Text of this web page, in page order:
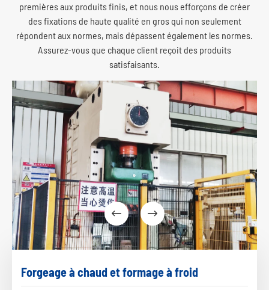
premières aux produits finis, et nous nous efforçons de créer
des fixations de haute qualité en gros qui non seulement
répondent aux normes, mais dépassent également les normes.
Assurez-vous que chaque client reçoit des produits
satisfaisants.
 
Forgeage à chaud et formage à froid